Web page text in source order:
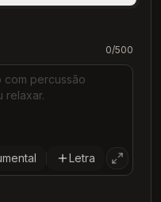
0/500
Letra